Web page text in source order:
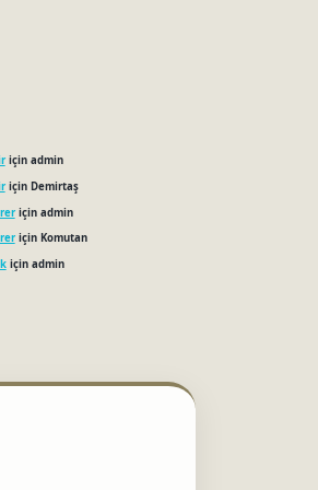
için admin
için Demirtaş
için admin
için Komutan
için admin